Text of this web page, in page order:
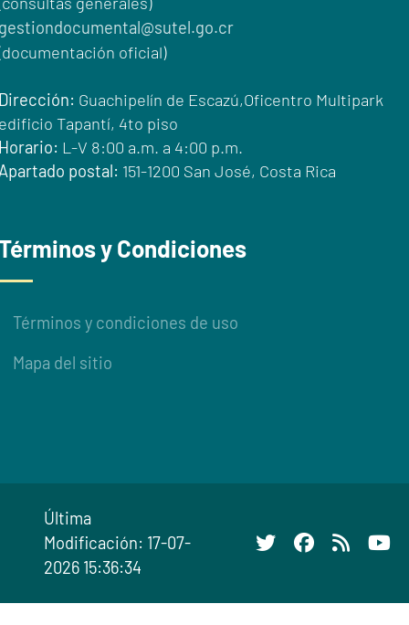
oficial)
Guachipelín de Escazú,Oficentro Multipark
Tapantí, 4to piso
L-V 8:00 a.m. a 4:00 p.m.
postal: 151-1200 San José, Costa Rica
y Condiciones
Términos y condiciones de uso
Mapa del sitio
Última
Modificación: 17-07-
2026 15:36:34